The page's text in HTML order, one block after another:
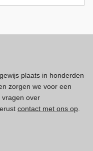
plaats in honderden
zorgen we voor een
vragen over
contact met ons op.